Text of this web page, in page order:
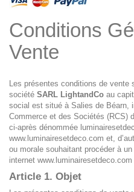
Conditions
Vente
Les présentes conditions de vente
société SARL LightandCo au
social est situé à Salies de Béarn,
Commerce et des Sociétés (RCS)
ci-après dénommée
www.luminairesetdeco.com et,
ou morale souhaitant procéder à
internet www.luminairesetdeco.com
Article 1. Objet